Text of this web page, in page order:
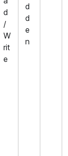
d
/
W
rit
e
d
d
e
n